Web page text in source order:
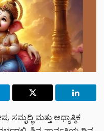
ಮತ್ತು ಆಧ್ಯಾತ್ಮಿಕ